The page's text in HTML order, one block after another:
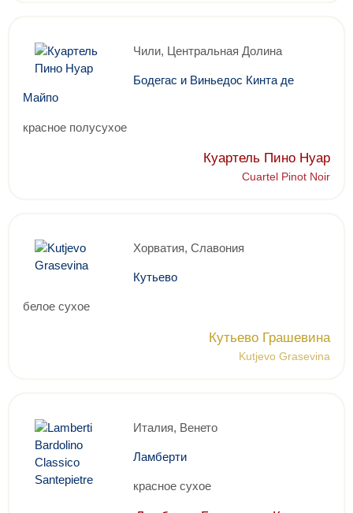
Чили, Центральная Долина
Бодегас и Виньедос Кинта де
Майпо
красное полусухое
Куартель Пино Нуар
Cuartel Pinot Noir
Хорватия, Славония
Кутьево
белое сухое
Кутьево Грашевина
Kutjevo Grasevina
Италия, Венето
Ламберти
красное сухое